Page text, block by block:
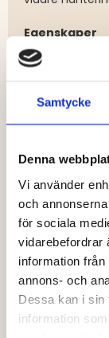
Samtycke
Denna
Vi använder
och
för sociala
vidarebefordrar
information
annons- och
Dessa kan i sin
information
Egenskaper
SD-
Anpassat
Passar
Varumärke